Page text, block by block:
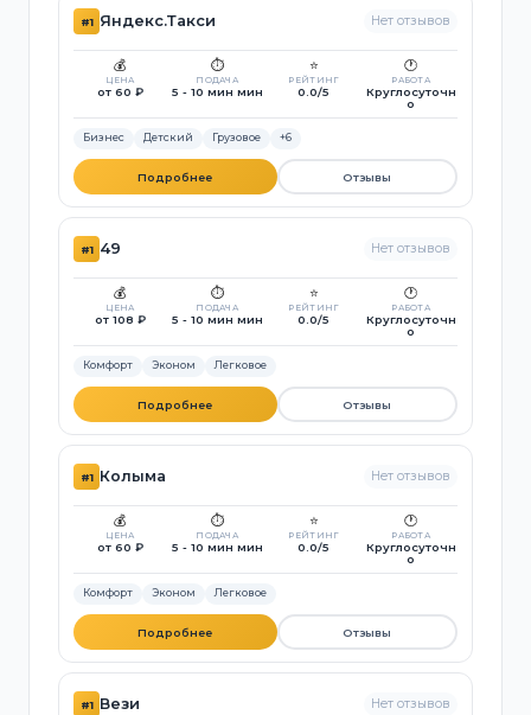
#1 Яндекс.Такси Нет отзывов
💰
ЦЕНА
от 60 ₽
⏱️
ПОДАЧА
5 - 10 мин мин
⭐
РЕЙТИНГ
0.0/5
🕐
РАБОТА
Круглосуточн
о
Бизнес Детский Грузовое +6
Подробнее Отзывы
#1 49 Нет отзывов
💰
ЦЕНА
от 108 ₽
⏱️
ПОДАЧА
5 - 10 мин мин
⭐
РЕЙТИНГ
0.0/5
🕐
РАБОТА
Круглосуточн
о
Комфорт Эконом Легковое
Подробнее Отзывы
#1 Колыма Нет отзывов
💰
ЦЕНА
от 60 ₽
⏱️
ПОДАЧА
5 - 10 мин мин
⭐
РЕЙТИНГ
0.0/5
🕐
РАБОТА
Круглосуточн
о
Комфорт Эконом Легковое
Подробнее Отзывы
#1 Вези Нет отзывов